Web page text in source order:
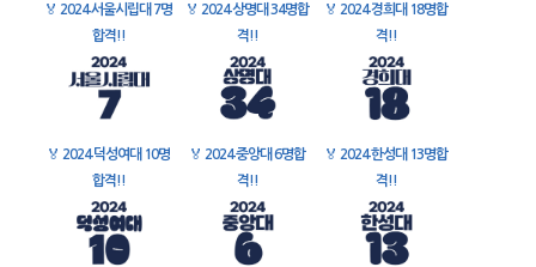
🏅 2024 서울시립대 7명
합격!!
🏅 2024 상명대 34명합
격!!
🏅 2024 경희대 18명합
격!!
🏅 2024 덕성여대 10명
합격!!
🏅 2024 중앙대 6명합
격!!
🏅 2024 한성대 13명합
격!!